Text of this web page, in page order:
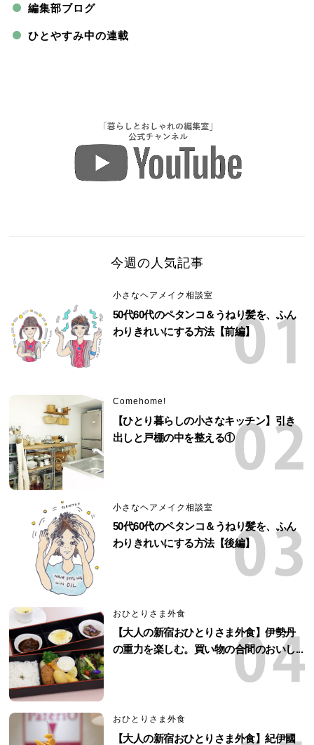
編集部ブログ
ひとやすみ中の連載
今週の人気記事
小さなヘアメイク相談室
50代60代のペタンコ＆うねり髪を、ふん
わりきれいにする方法【前編】
Comehome!
【ひとり暮らしの小さなキッチン】引き
出しと戸棚の中を整える①
小さなヘアメイク相談室
50代60代のペタンコ＆うねり髪を、ふん
わりきれいにする方法【後編】
おひとりさま外食
【大人の新宿おひとりさま外食】伊勢丹
の重力を楽しむ。買い物の合間のおいし...
おひとりさま外食
【大人の新宿おひとりさま外食】紀伊國